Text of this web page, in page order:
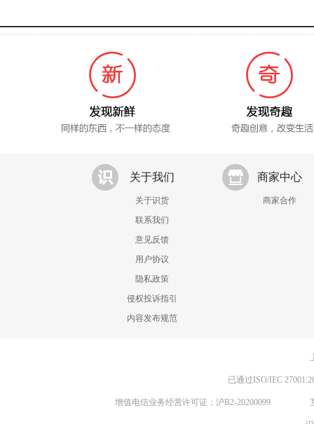
关于我们
关于识货
联系我们
意见反馈
用户协议
隐私政策
侵权投诉指引
内容发布规范
商家中心
商家合作
已通过ISO/IEC
增值电信业务经营许可证：沪B2-20200099